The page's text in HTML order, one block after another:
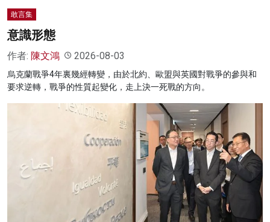
敢言集
意識形態
作者: 陳文鴻 2026-08-03
烏克蘭戰爭4年裏幾經轉變，由於北約、歐盟與英國對戰爭的參與和
要求逆轉，戰爭的性質起變化，走上決一死戰的方向。